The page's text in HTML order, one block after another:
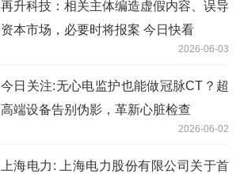
再升科技：相关主体编造虚假内容、误导
资本市场，必要时将报案 今日快看
2026-06-03
今日关注:无心电监护也能做冠脉CT？超
高端设备告别伪影，革新心脏检查
2026-06-02
上海电力: 上海电力股份有限公司关于首